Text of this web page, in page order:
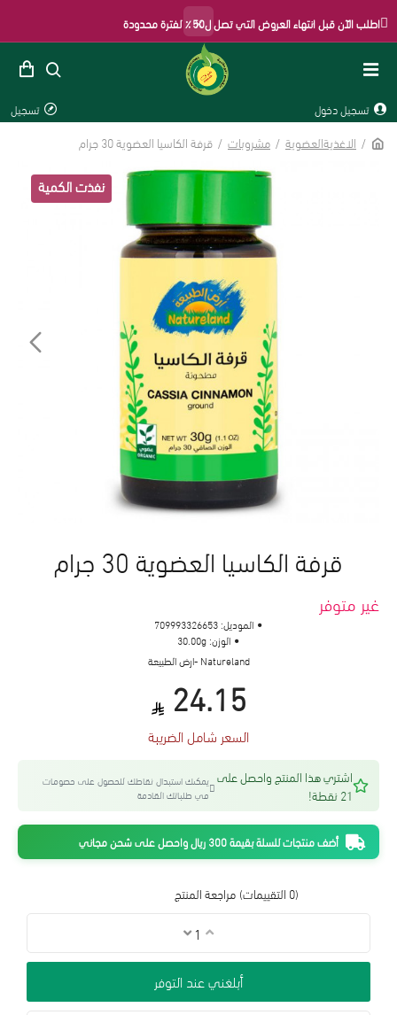
اطلب الآن قبل انتهاء العروض التي تصل ل50٪ لفترة محدودة ×
تسجيل دخول تسجيل
الاغذيةالعضوية مشروبات قرفة الكاسيا العضوية 30 جرام
غير متوفر
قرفة الكاسيا العضوية 30 جرام
(0 التقييمات) مراجعة المنتج
24.15
السعر شامل الضريبة
الموديل: 709993326653
الوزن: 30.00g
Natureland -ارض الطبيعة
اشتري هذا المنتج واحصل على
21 نقطة!
يمكنك استبدال نقاطك للحصول على خصومات
في طلباتك القادمة
أضف منتجات للسلة بقيمة 300 ريال واحصل على شحن مجاني
أبلغني عند التوفر